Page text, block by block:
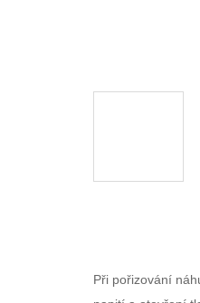
Při pořizování